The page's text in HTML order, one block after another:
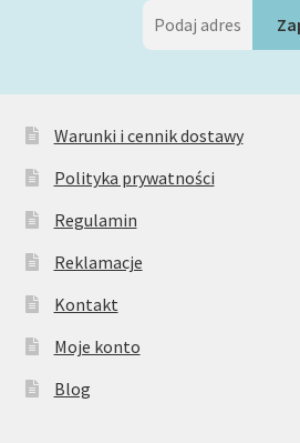
Warunki i cennik dostawy
Polityka prywatności
Regulamin
Reklamacje
Kontakt
Moje konto
Blog